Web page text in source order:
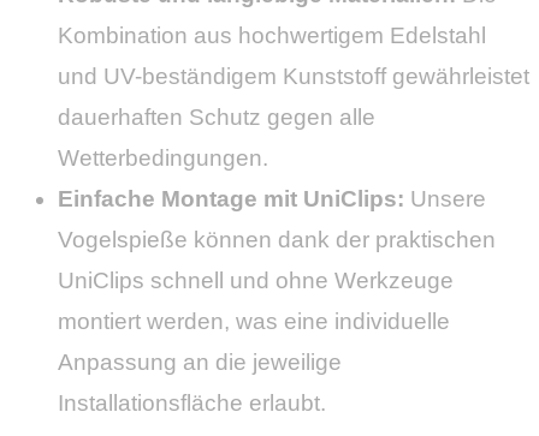
Kombination aus hochwertigem Edelstahl
und UV-beständigem Kunststoff gewährleistet
dauerhaften Schutz gegen alle
Wetterbedingungen.
Einfache Montage mit UniClips: Unsere
Vogelspieße können dank der praktischen
UniClips schnell und ohne Werkzeuge
montiert werden, was eine individuelle
Anpassung an die jeweilige
Installationsfläche erlaubt.